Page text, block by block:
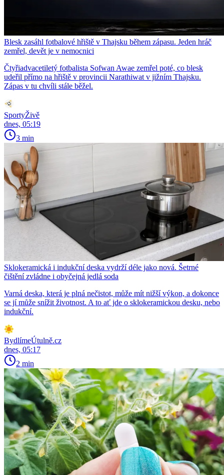
Blesk zasáhl fotbalové hřiště v Thajsku během zápasu. Jeden hráč
zemřel, devět je v nemocnici
Čtyřiadvacetiletý fotbalista Sofwan Awae zemřel poté, co blesk
udeřil přímo na hřiště v provincii Narathiwat v jižním Thajsku.
Zápas v tu chvíli stále běžel.
SportyŽivě
dnes, 05:19
3 min
Sklokeramická i indukční deska vydrží déle jako nová. Šetrné
čištění zvládne i obyčejná jedlá soda
Varná deska, která je plná nečistot, může mít nižší výkon, a dokonce
se jí může snížit životnost. A to ať jde o sklokeramickou desku, nebo
indukční.
BydlímeÚtulně.cz
dnes, 05:17
2 min